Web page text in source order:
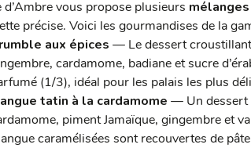
d’Ambre vous propose plusieurs
précise. Voici les gourmandises de la
aux épices — Le dessert
cardamome, badiane et sucre
(1/3), idéal pour les palais les plus
tatin à la cardamome — Un dessert
piment Jamaïque, gingembre et
caramélisées sont recouvertes de